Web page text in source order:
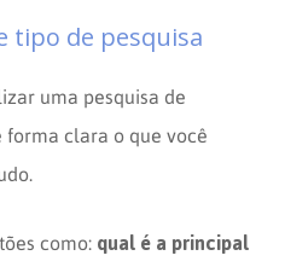
tipo de pesquisa
uma pesquisa de
clara o que você
como: qual é a principal